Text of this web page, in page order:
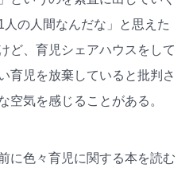
の人間なんだな」と思えた
ど、育児シェアハウスをして
育児を放棄していると批判さ
空気を感じることがある。
に色々育児に関する本を読む